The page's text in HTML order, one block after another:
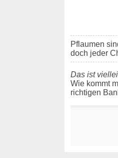
Pflaumen
doch jeder
Das ist
Wie kommt
richtigen